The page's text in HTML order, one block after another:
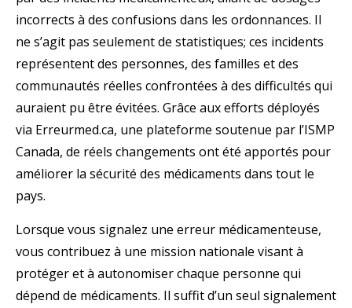
incorrects à des confusions dans les ordonnances. Il
ne s’agit pas seulement de statistiques; ces incidents
représentent des personnes, des familles et des
communautés réelles confrontées à des difficultés qui
auraient pu être évitées. Grâce aux efforts déployés
via Erreurmed.ca, une plateforme soutenue par l’ISMP
Canada, de réels changements ont été apportés pour
améliorer la sécurité des médicaments dans tout le
pays.
Lorsque vous signalez une erreur médicamenteuse,
vous contribuez à une mission nationale visant à
protéger et à autonomiser chaque personne qui
dépend de médicaments. Il suffit d’un seul signalement